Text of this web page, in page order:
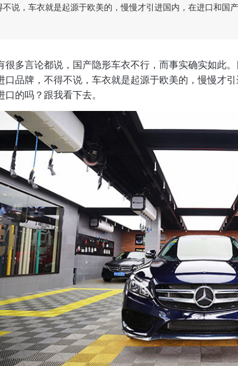
不说，车衣就是起源于欧美的，慢慢才引进国内，在进口和国
很多言论都说，国产隐形车衣不行，而事实确实如此
口品牌，不得不说，车衣就是起源于欧美的，慢慢才
口的吗？跟我看下去。